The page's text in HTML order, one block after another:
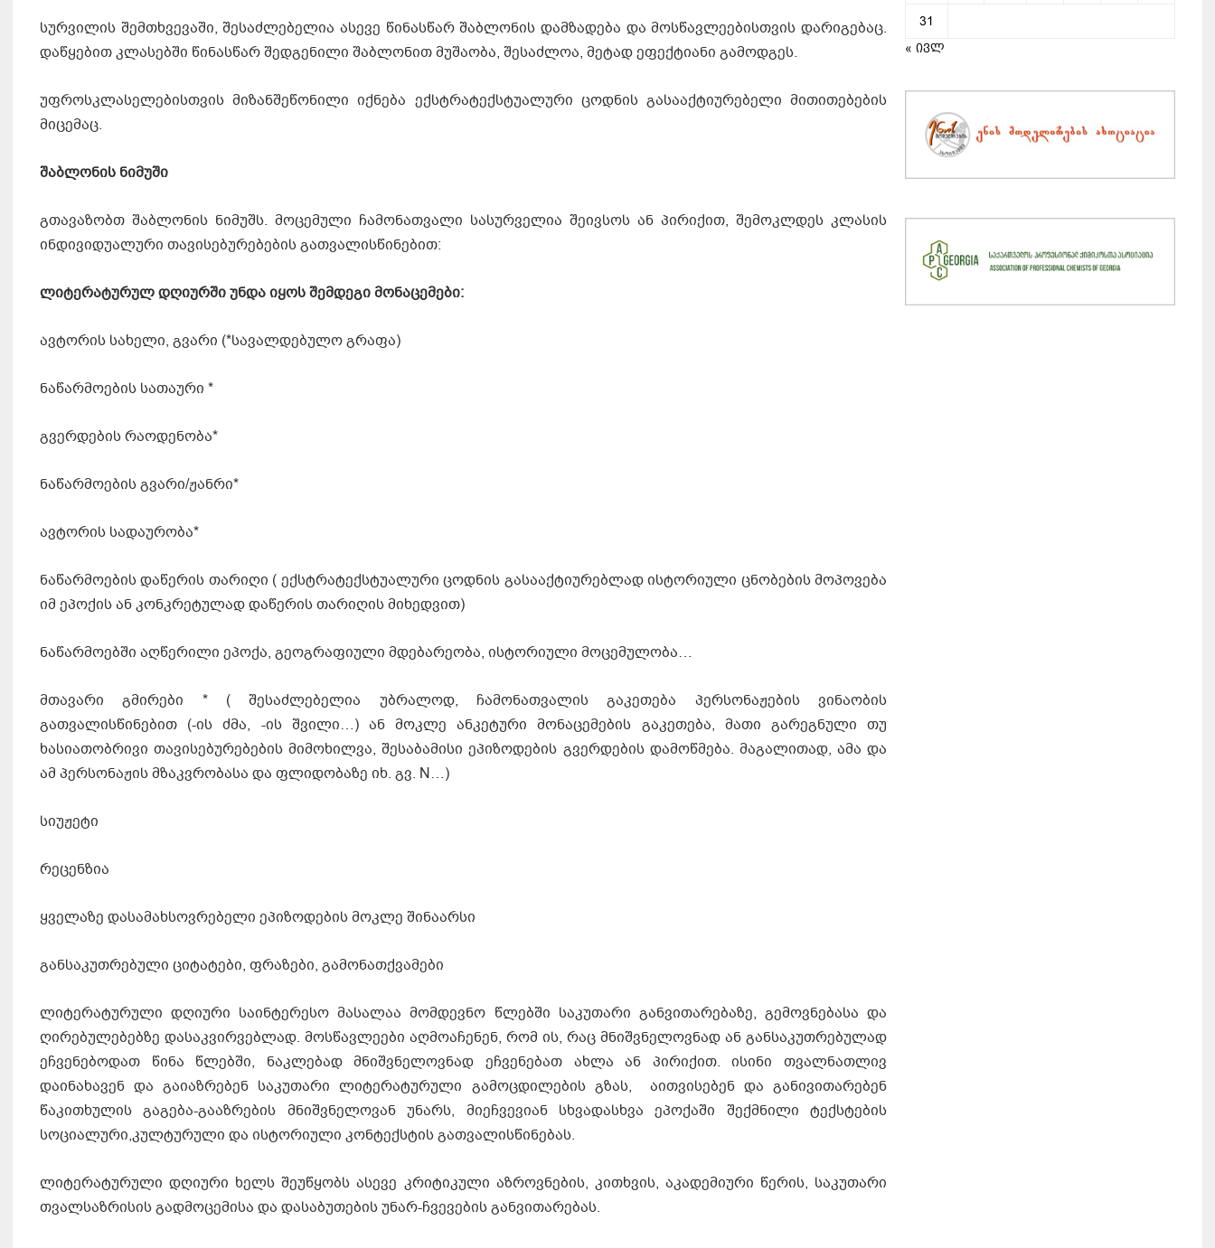
სურვილის შემთხვევაში, შესაძლებელია ასევე წინასწარ შაბლონის დამზადება და მოსწავლეებისთვის დარიგებაც.
დაწყებით კლასებში წინასწარ შედგენილი შაბლონით მუშაობა, შესაძლოა, მეტად ეფექტიანი გამოდგეს.
უფროსკლასელებისთვის მიზანშეწონილი იქნება ექსტრატექსტუალური ცოდნის გასააქტიურებელი მითითებების
მიცემაც.
შაბლონის ნიმუში
გთავაზობთ შაბლონის ნიმუშს. მოცემული ჩამონათვალი სასურველია შეივსოს ან პირიქით, შემოკლდეს კლასის
ინდივიდუალური თავისებურებების გათვალისწინებით:
ლიტერატურულ დღიურში უნდა იყოს შემდეგი მონაცემები:
ავტორის სახელი, გვარი (*სავალდებულო გრაფა)
ნაწარმოების სათაური *
გვერდების რაოდენობა*
ნაწარმოების გვარი/ჟანრი*
ავტორის სადაურობა*
ნაწარმოების დაწერის თარიღი ( ექსტრატექსტუალური ცოდნის გასააქტიურებლად ისტორიული ცნობების მოპოვება
იმ ეპოქის ან კონკრეტულად დაწერის თარიღის მიხედვით)
ნაწარმოებში აღწერილი ეპოქა, გეოგრაფიული მდებარეობა, ისტორიული მოცემულობა…
მთავარი გმირები * ( შესაძლებელია უბრალოდ, ჩამონათვალის გაკეთება პერსონაჟების ვინაობის
გათვალისწინებით (-ის ძმა, -ის შვილი…) ან მოკლე ანკეტური მონაცემების გაკეთება, მათი გარეგნული თუ
ხასიათობრივი თავისებურებების მიმოხილვა, შესაბამისი ეპიზოდების გვერდების დამოწმება. მაგალითად, ამა და
ამ პერსონაჟის მზაკვრობასა და ფლიდობაზე იხ. გვ. N…)
სიუჟეტი
რეცენზია
ყველაზე დასამახსოვრებელი ეპიზოდების მოკლე შინაარსი
განსაკუთრებული ციტატები, ფრაზები, გამონათქვამები
ლიტერატურული დღიური საინტერესო მასალაა მომდევნო წლებში საკუთარი განვითარებაზე, გემოვნებასა და
ღირებულებებზე დასაკვირვებლად. მოსწავლეები აღმოაჩენენ, რომ ის, რაც მნიშვნელოვნად ან განსაკუთრებულად
ეჩვენებოდათ წინა წლებში, ნაკლებად მნიშვნელოვნად ეჩვენებათ ახლა ან პირიქით. ისინი თვალნათლივ
დაინახავენ და გაიაზრებენ საკუთარი ლიტერატურული გამოცდილების გზას, აითვისებენ და განივითარებენ
წაკითხულის გაგება-გააზრების მნიშვნელოვან უნარს, მიეჩვევიან სხვადასხვა ეპოქაში შექმნილი ტექსტების
სოციალური,კულტურული და ისტორიული კონტექსტის გათვალისწინებას.
ლიტერატურული დღიური ხელს შეუწყობს ასევე კრიტიკული აზროვნების, კითხვის, აკადემიური წერის, საკუთარი
თვალსაზრისის გადმოცემისა და დასაბუთების უნარ-ჩვევების განვითარებას.
31
« ივლ